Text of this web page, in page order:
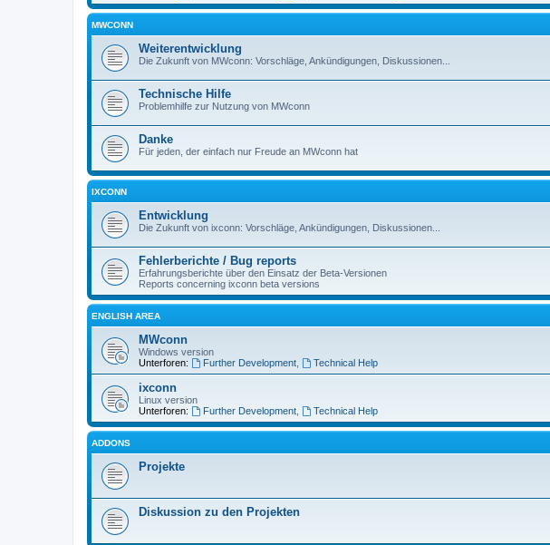
MWCONN
Weiterentwicklung
Die Zukunft von MWconn: Vorschläge, Ankündigungen, Diskussionen...
Technische Hilfe
Problemhilfe zur Nutzung von MWconn
Danke
Für jeden, der einfach nur Freude an MWconn hat
IXCONN
Entwicklung
Die Zukunft von ixconn: Vorschläge, Ankündigungen, Diskussionen...
Fehlerberichte / Bug reports
Erfahrungsberichte über den Einsatz der Beta-Versionen
Reports concerning ixconn beta versions
ENGLISH AREA
MWconn
Windows version
Unterforen:
Further Development, Technical Help
ixconn
Linux version
Unterforen:
Further Development, Technical Help
ADDONS
Projekte
Diskussion zu den Projekten